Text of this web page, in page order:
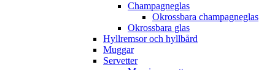
Champagneglas
Okrossbara champagneglas
Okrossbara glas
Hyllremsor och hyllbård
Muggar
Servetter